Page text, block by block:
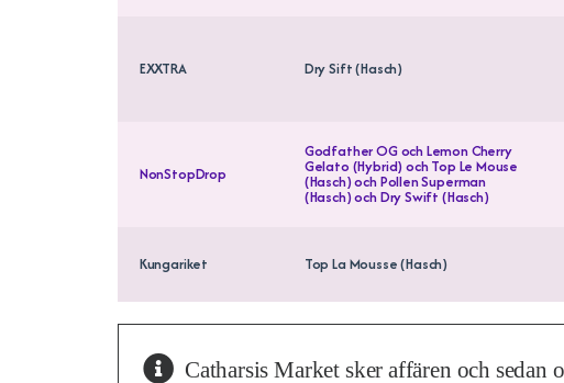
EXXTRA Dry Sift (Hasch)
NonStopDrop
Godfather OG och Lemon Cherry
Gelato (Hybrid) och Top Le Mouse
(Hasch) och Pollen Superman
(Hasch) och Dry Swift (Hasch)
Kungariket Top La Mousse (Hasch)
Catharsis Market sker affären och sedan